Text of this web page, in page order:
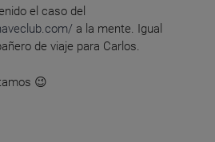
el caso del
a la mente. Igual
de viaje para Carlos.
😉